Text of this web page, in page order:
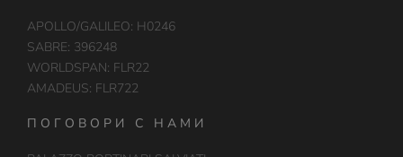
APOLLO/GALILEO: H0246
SABRE: 396248
WORLDSPAN: FLR22
AMADEUS: FLR722
ПОГОВОРИ С НАМИ